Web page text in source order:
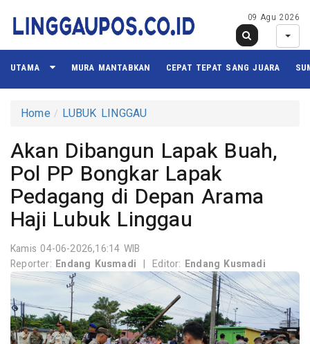
09 Agu 2026
UTAMA MURA MANTABKAN CEPAT TEPAT SANG JUARA
Home LUBUK LINGGAU
Akan Dibangun Lapak Buah,
Pol PP Bongkar Lapak
Pedagang di Depan Arama
Haji Lubuk Linggau
Kamis 04-06-2026,16:14 WIB
Reporter: Endang Kusmadi | Editor: Endang Kusmadi